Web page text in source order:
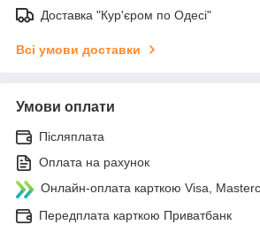
Доставка "Кур'єром по Одесі"
Всі умови доставки
Умови оплати
Післяплата
Оплата на рахунок
Онлайн-оплата карткою Visa,
Передплата карткою Приватбанк